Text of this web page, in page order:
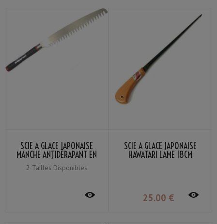
SCIE À GLACE JAPONAISE
MANCHE ANTIDÉRAPANT EN
RÉSINE
2 Tailles Disponibles
SCIE À GLACE JAPONAISE
HAWATARI LAME 18CM
25.00 €